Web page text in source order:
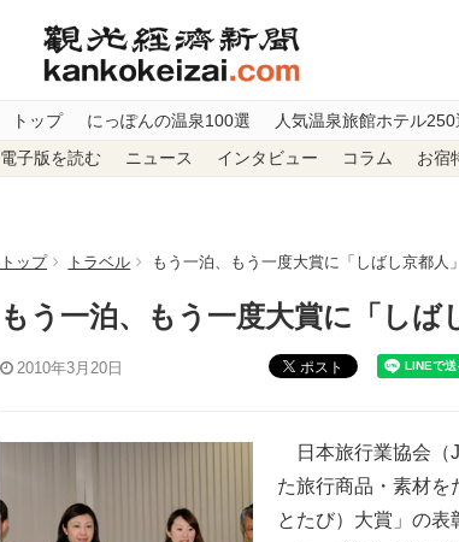
トップ にっぽんの温泉100選 人気温泉旅館ホテル250
電子版を読む ニュース インタビュー コラム お宿
トップ トラベル もう一泊、もう一度大賞に「しばし京都人」
もう一泊、もう一度大賞に「しば
2010年3月20日 ポスト
日本旅行業協会（
た旅行商品・素材を
とたび）大賞」の表